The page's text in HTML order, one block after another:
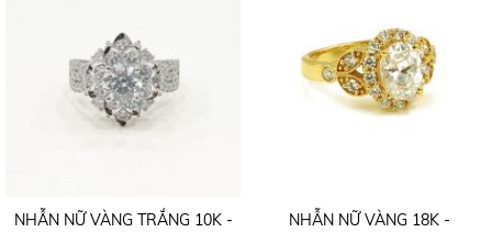
NHẪN NỮ VÀNG TRẮNG 10K -
NHẪN NỮ VÀNG 18K -